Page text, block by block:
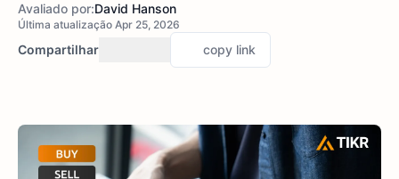
Avaliado por:David Hanson
Última atualização Apr 25, 2026
Compartilhar copy link